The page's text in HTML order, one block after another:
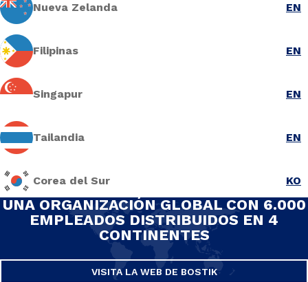
Nueva Zelanda EN
Filipinas EN
Singapur EN
Tailandia EN
Corea del Sur KO
UNA ORGANIZACIÓN GLOBAL CON 6.000
EMPLEADOS DISTRIBUIDOS EN 4
CONTINENTES
VISITA LA WEB DE BOSTIK